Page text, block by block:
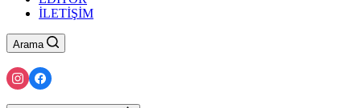
İLETİŞİM
Arama